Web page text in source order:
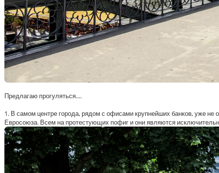
Предлагаю прогуляться....
1. В самом центре города, рядом с офисами крупнейших банков, уже не
Евросоюза. Всем на протестующих пофиг и они являются